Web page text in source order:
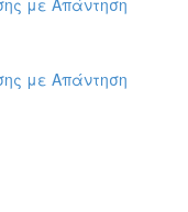
με Απάντηση